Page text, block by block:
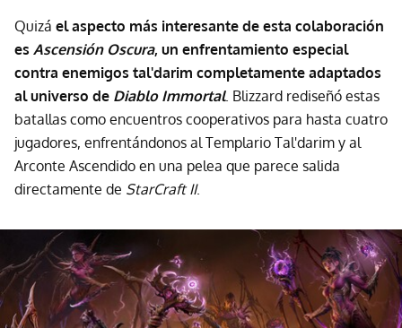
Quizá el aspecto más interesante de esta colaboración
es Ascensión Oscura, un enfrentamiento especial
contra enemigos tal'darim completamente adaptados
al universo de Diablo Immortal. Blizzard rediseñó estas
batallas como encuentros cooperativos para hasta cuatro
jugadores, enfrentándonos al Templario Tal'darim y al
Arconte Ascendido en una pelea que parece salida
directamente de StarCraft II.